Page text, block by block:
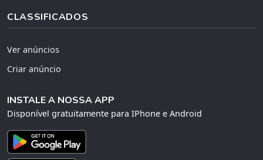
CLASSIFICADOS
Ver anúncios
Criar anúncio
INSTALE A NOSSA APP
Disponível gratuitamente para IPhone e Android